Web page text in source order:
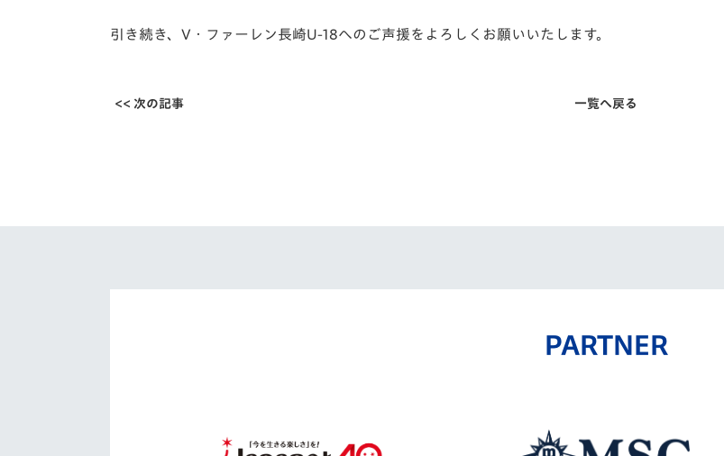
引き続き、V・ファーレン長崎U-18へのご声援をよろしくお願いいたします。
<< 次の記事 一覧へ戻る
PARTNER